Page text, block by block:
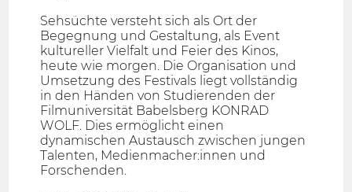
Sehsüchte versteht sich als Ort der
Begegnung und Gestaltung, als Event
kultureller Vielfalt und Feier des Kinos,
heute wie morgen. Die Organisation und
Umsetzung des Festivals liegt vollständig
in den Händen von Studierenden der
Filmuniversität Babelsberg KONRAD
WOLF. Dies ermöglicht einen
dynamischen Austausch zwischen jungen
Talenten, Medienmacher:innen und
Forschenden.